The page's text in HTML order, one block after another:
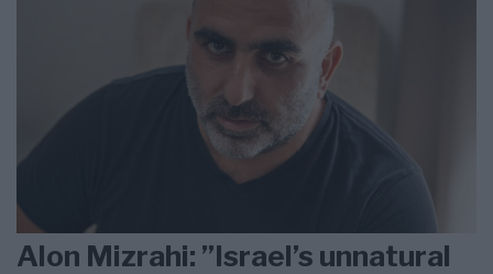
Alon Mizrahi: ”Israel’s unnatural